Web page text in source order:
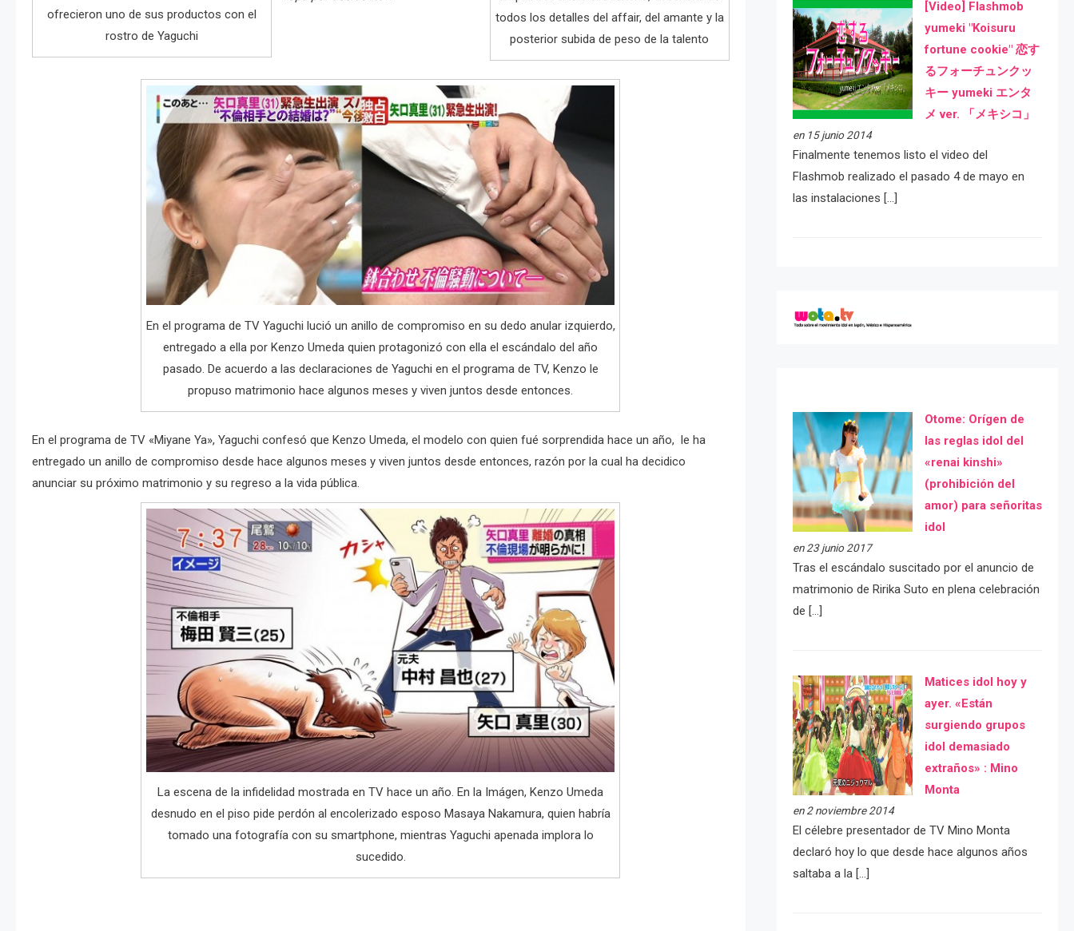
ofrecieron uno de sus productos con el
rostro de Yaguchi
todos los detalles del affair, del amante y la
posterior subida de peso de la talento
En el programa de TV Yaguchi lució un anillo de compromiso en su dedo anular izquierdo,
entregado a ella por Kenzo Umeda quien protagonizó con ella el escándalo del año
pasado. De acuerdo a las declaraciones de Yaguchi en el programa de TV, Kenzo le
propuso matrimonio hace algunos meses y viven juntos desde entonces.
En el programa de TV «Miyane Ya», Yaguchi confesó que Kenzo Umeda, el modelo con quien fué sorprendida hace un año, le ha
entregado un anillo de compromiso desde hace algunos meses y viven juntos desde entonces, razón por la cual ha decidico
anunciar su próximo matrimonio y su regreso a la vida pública.
La escena de la infidelidad mostrada en TV hace un año. En la Imágen, Kenzo Umeda
desnudo en el piso pide perdón al encolerizado esposo Masaya Nakamura, quien habría
tomado una fotografía con su smartphone, mientras Yaguchi apenada implora lo
sucedido.
[Video] Flashmob
yumeki "Koisuru
fortune cookie" 恋す
るフォーチュンクッ
キー yumeki エンタ
メ ver. 「メキシコ」
en 15 junio 2014
Finalmente tenemos listo el video del
Flashmob realizado el pasado 4 de mayo en
las instalaciones […]
Otome: Orígen de
las reglas idol del
«renai kinshi»
(prohibición del
amor) para señoritas
idol
en 23 junio 2017
Tras el escándalo suscitado por el anuncio de
matrimonio de Ririka Suto en plena celebración
de […]
Matices idol hoy y
ayer. «Están
surgiendo grupos
idol demasiado
extraños» : Mino
Monta
en 2 noviembre 2014
El célebre presentador de TV Mino Monta
declaró hoy lo que desde hace algunos años
saltaba a la […]